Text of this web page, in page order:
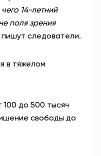
14-летний
поля зрения
следователи.
в тяжелом
100 до 500 тысяч
свободы до